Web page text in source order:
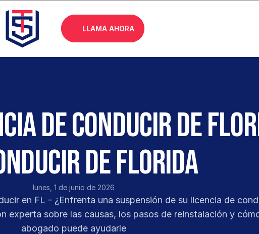
LLAMA AHORA
de conducir de
de Florida
lunes, 1 de junio de 2026
en FL - ¿Enfrenta una suspensión de su licencia de
experta sobre las causas, los pasos de reinstalación y
abogado puede ayudarle